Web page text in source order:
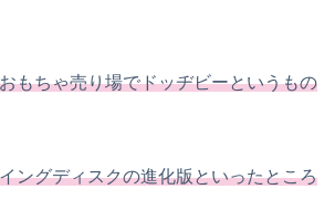
もちゃ売り場でドッヂビーというもの
ングディスクの進化版といったところ